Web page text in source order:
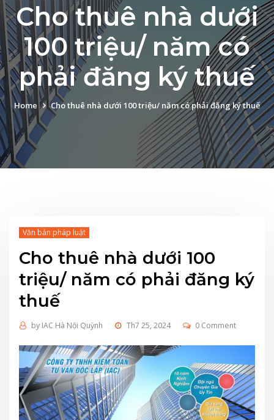
Cho thuê nhà dưới
100 triệu/ năm có
phải đăng ký thuế
Home Cho thuê nhà dưới 100 triệu/ năm có phải đăng ký thuế
Văn bản pháp luật
Cho thuê nhà dưới 100
triệu/ năm có phải đăng ký
thuế
by IAC Hà Nội Quỳnh Th7 25, 2024 0 Comment